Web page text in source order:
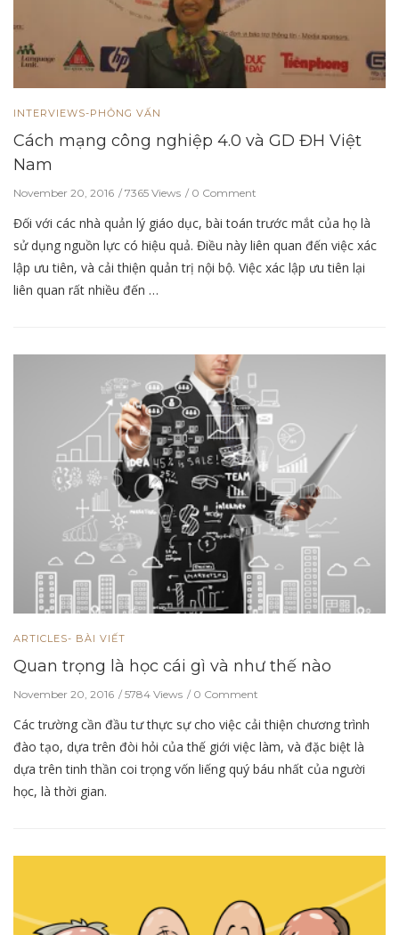
INTERVIEWS-PHỎNG VẤN
Cách mạng công nghiệp 4.0 và GD ĐH Việt
Nam
November 20, 2016 7365 Views 0 Comment
Đối với các nhà quản lý giáo dục, bài toán trước mắt của họ là
sử dụng nguồn lực có hiệu quả. Điều này liên quan đến việc xác
lập ưu tiên, và cải thiện quản trị nội bộ. Việc xác lập ưu tiên lại
liên quan rất nhiều đến …
ARTICLES- BÀI VIẾT
Quan trọng là học cái gì và như thế nào
November 20, 2016 5784 Views 0 Comment
Các trường cần đầu tư thực sự cho việc cải thiện chương trình
đào tạo, dựa trên đòi hỏi của thế giới việc làm, và đặc biệt là
dựa trên tinh thần coi trọng vốn liếng quý báu nhất của người
học, là thời gian.